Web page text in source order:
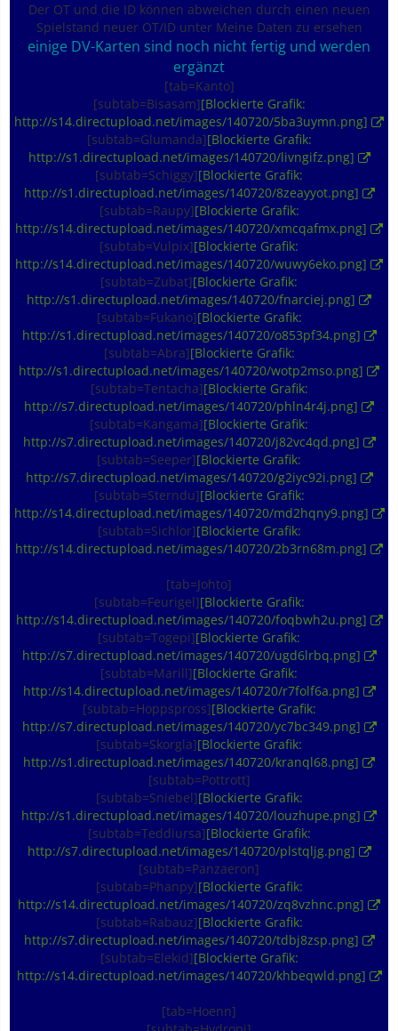
Der OT und die ID können abweichen durch einen neuen
Spielstand neuer OT/ID unter Meine Daten zu ersehen
einige DV-Karten sind noch nicht fertig und werden
ergänzt
[tab=Kanto]
[subtab=Bisasam][Blockierte Grafik:
http://s14.directupload.net/images/140720/5ba3uymn.png]
[subtab=Glumanda][Blockierte Grafik:
http://s1.directupload.net/images/140720/livngifz.png]
[subtab=Schiggy][Blockierte Grafik:
http://s1.directupload.net/images/140720/8zeayyot.png]
[subtab=Raupy][Blockierte Grafik:
http://s14.directupload.net/images/140720/xmcqafmx.png]
[subtab=Vulpix][Blockierte Grafik:
http://s14.directupload.net/images/140720/wuwy6eko.png]
[subtab=Zubat][Blockierte Grafik:
http://s1.directupload.net/images/140720/fnarciej.png]
[subtab=Fukano][Blockierte Grafik:
http://s1.directupload.net/images/140720/o853pf34.png]
[subtab=Abra][Blockierte Grafik:
http://s1.directupload.net/images/140720/wotp2mso.png]
[subtab=Tentacha][Blockierte Grafik:
http://s7.directupload.net/images/140720/phln4r4j.png]
[subtab=Kangama][Blockierte Grafik:
http://s7.directupload.net/images/140720/j82vc4qd.png]
[subtab=Seeper][Blockierte Grafik:
http://s7.directupload.net/images/140720/g2iyc92i.png]
[subtab=Sterndu][Blockierte Grafik:
http://s14.directupload.net/images/140720/md2hqny9.png]
[subtab=Sichlor][Blockierte Grafik:
http://s14.directupload.net/images/140720/2b3rn68m.png]
[tab=Johto]
[subtab=Feurigel][Blockierte Grafik:
http://s14.directupload.net/images/140720/foqbwh2u.png]
[subtab=Togepi][Blockierte Grafik:
http://s7.directupload.net/images/140720/ugd6lrbq.png]
[subtab=Marill][Blockierte Grafik:
http://s14.directupload.net/images/140720/r7folf6a.png]
[subtab=Hoppspross][Blockierte Grafik:
http://s7.directupload.net/images/140720/yc7bc349.png]
[subtab=Skorgla][Blockierte Grafik:
http://s1.directupload.net/images/140720/kranql68.png]
[subtab=Pottrott]
[subtab=Sniebel][Blockierte Grafik:
http://s1.directupload.net/images/140720/louzhupe.png]
[subtab=Teddiursa][Blockierte Grafik:
http://s7.directupload.net/images/140720/plstqljg.png]
[subtab=Panzaeron]
[subtab=Phanpy][Blockierte Grafik:
http://s14.directupload.net/images/140720/zq8vzhnc.png]
[subtab=Rabauz][Blockierte Grafik:
http://s7.directupload.net/images/140720/tdbj8zsp.png]
[subtab=Elekid][Blockierte Grafik:
http://s14.directupload.net/images/140720/khbeqwld.png]
[tab=Hoenn]